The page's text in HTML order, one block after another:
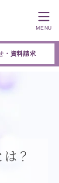
・資料請求
MENU
？